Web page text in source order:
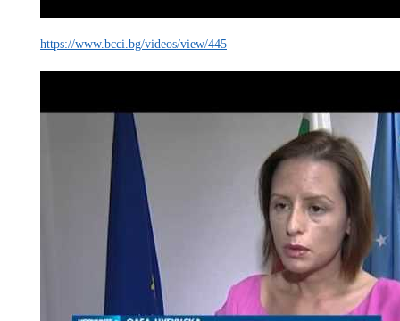
https://www.bcci.bg/videos/view/445